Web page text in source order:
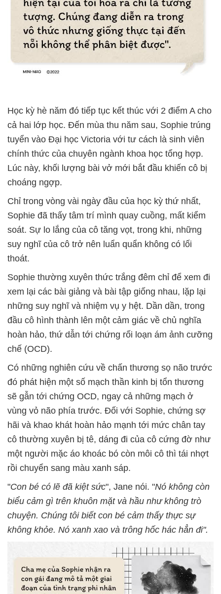
Học kỳ hè năm đó tiếp tục kết thúc với 2 điểm A cho
cả hai lớp học. Đến mùa thu năm sau, Sophie trúng
tuyển vào Đại học Victoria với tư cách là sinh viên
chính thức của chuyên ngành khoa học tổng hợp.
Lúc này, khối lượng bài vở mới bắt đầu khiến cô bị
choáng ngợp.
Chỉ trong vòng vài ngày đầu của học kỳ thứ nhất,
Sophie đã thấy tâm trí mình quay cuồng, mất kiểm
soát. Sự lo lắng của cô tăng vọt, trong khi, những
suy nghĩ của cô trở nên luẩn quẩn không có lối
thoát.
Sophie thường xuyên thức trắng đêm chỉ để xem đi
xem lại các bài giảng và bài tập giống nhau, lặp lại
những suy nghĩ và nhiệm vụ y hệt. Dần dần, trong
đầu cô hình thành lên một cảm giác về chủ nghĩa
hoàn hảo, thứ dẫn tới chứng rối loạn ám ảnh cưỡng
chế (OCD).
Có những nghiên cứu về chấn thương sọ não trước
đó phát hiện một số mạch thần kinh bị tổn thương
sẽ gẫn tới chứng OCD, ngay cả những mạch ở
vùng vỏ não phía trước. Đối với Sophie, chứng sợ
hãi và khao khát hoàn hảo mạnh tới mức chân tay
cô thường xuyên bị tê, dáng đi của cô cứng đờ như
một người mặc áo khoác bó còn môi cô thì tái nhợt
rồi chuyển sang màu xanh sáp.
"Con bé có lẽ đã kiệt sức", Jane nói. "Nó không còn
biểu cảm gì trên khuôn mặt và hầu như không trò
chuyện. Chúng tôi biết con bé cảm thấy thực sự
không khỏe. Nó xanh xao và trông hốc hác hẳn đi".